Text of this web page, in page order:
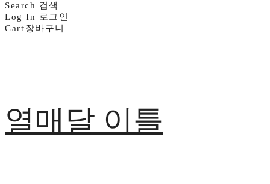
Search 검색
Log In
로그인
Cart 장바구니
열매달 이틀